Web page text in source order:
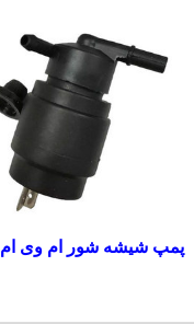
پمپ شیشه شور ام وی ام 110